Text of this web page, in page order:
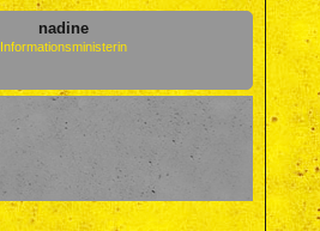
nadine
Informationsministerin